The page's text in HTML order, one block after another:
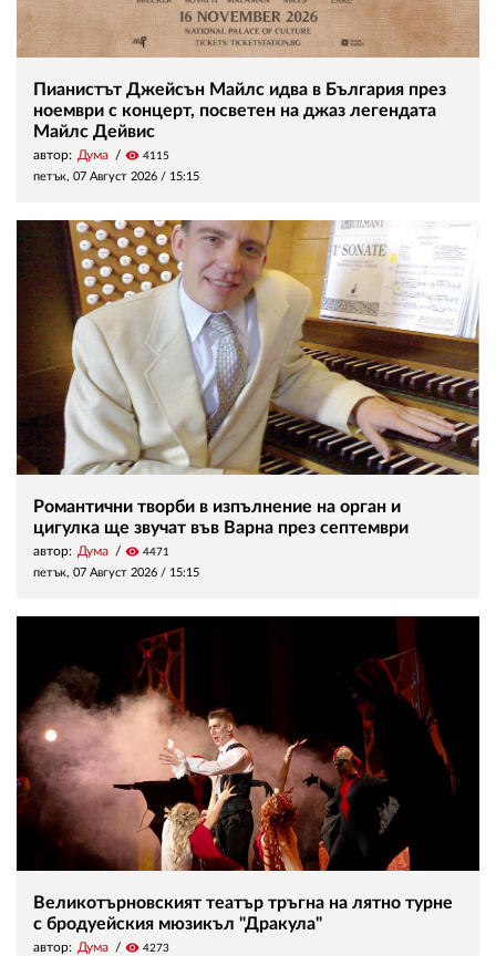
Пианистът Джейсън Майлс идва в България през
ноември с концерт, посветен на джаз легендата
Майлс Дейвис
автор: Дума visibility 4115
петък, 07 Август 2026 / 15:15
Романтични творби в изпълнение на орган и
цигулка ще звучат във Варна през септември
автор: Дума visibility 4471
петък, 07 Август 2026 / 15:15
Великотърновският театър тръгна на лятно турне
с бродуейския мюзикъл "Дракула"
автор: Дума visibility 4273